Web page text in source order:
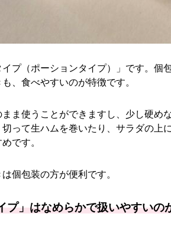
プ（ポーションタイプ）」です。個
、食べやすいのが特徴です。
ま使うことができますし、少し硬め
って生ハムを巻いたり、サラダの上
です。
個包装の方が便利です。
プ」はなめらかで扱いやすいの